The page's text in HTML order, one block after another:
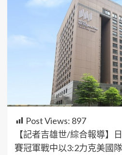
Post Views: 897
【記者吉雄世/綜合報導】
賽冠軍戰中以3:2力克美國